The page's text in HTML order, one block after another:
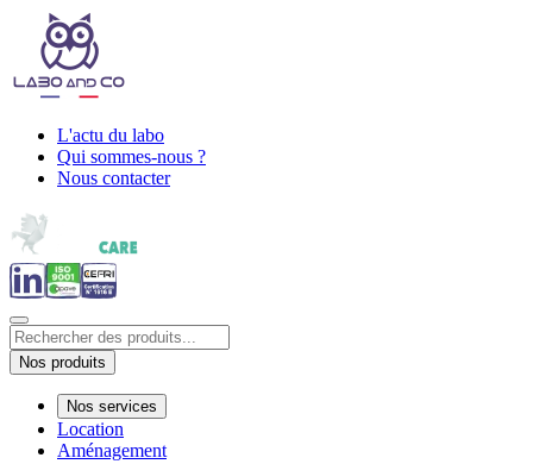
L'actu du labo
Qui sommes-nous ?
Nous contacter
Nos produits
Nos services
Location
Aménagement